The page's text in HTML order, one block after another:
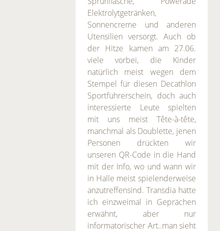
Elektrolytgetränken,
Sonnencreme und anderen
Utensilien versorgt. Auch ob
der Hitze kamen am 27.06.
viele vorbei, die Kinder
natürlich meist wegen dem
Stempel für diesen Decathlon
Sportführerschein, doch auch
interessierte Leute spielten
mit uns meist Tête-à-tête,
manchmal als Doublette, jenen
Personen drückten wir
unseren QR-Code in die Hand
mit der Info, wo und wann wir
in Halle meist spielenderweise
anzutreffensind. Transdia hatte
ich einzweimal in Geprächen
erwähnt, aber nur
informatorischer Art..man sieht